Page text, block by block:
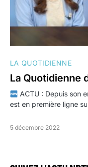
LA QUOTIDIENNE
La Quotidienne
ACTU : Depuis son
est en première ligne
5 décembre 2022